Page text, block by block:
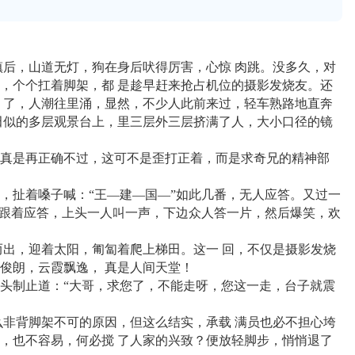
，山道无灯，狗在身后吠得厉害，心惊 肉跳。没多久，对
个个扛着脚架，都 是趁早赶来抢占机位的摄影发烧友。还
，人潮往里涌，显然，不少人此前来过，轻车熟路地直奔
的多层观景台上，里三层外三层挤满了人，大小口径的镜
是再正确不过，这可不是歪打正着，而是求奇兄的精神部
扯着嗓子喊：“王—建—国—”如此几番，无人应答。又过一
应答，上头一人叫一声，下边众人答一片，然后爆笑，欢
，迎着太阳，匍匐着爬上梯田。这一 回，不仅是摄影发烧
朗，云霞飘逸， 真是人间天堂！
制止道：“大哥，求您了，不能走呀，您这一走，台子就震
背脚架不可的原因，但这么结实，承载 满员也必不担心垮
也不容易，何必搅 了人家的兴致？便放轻脚步，悄悄退了